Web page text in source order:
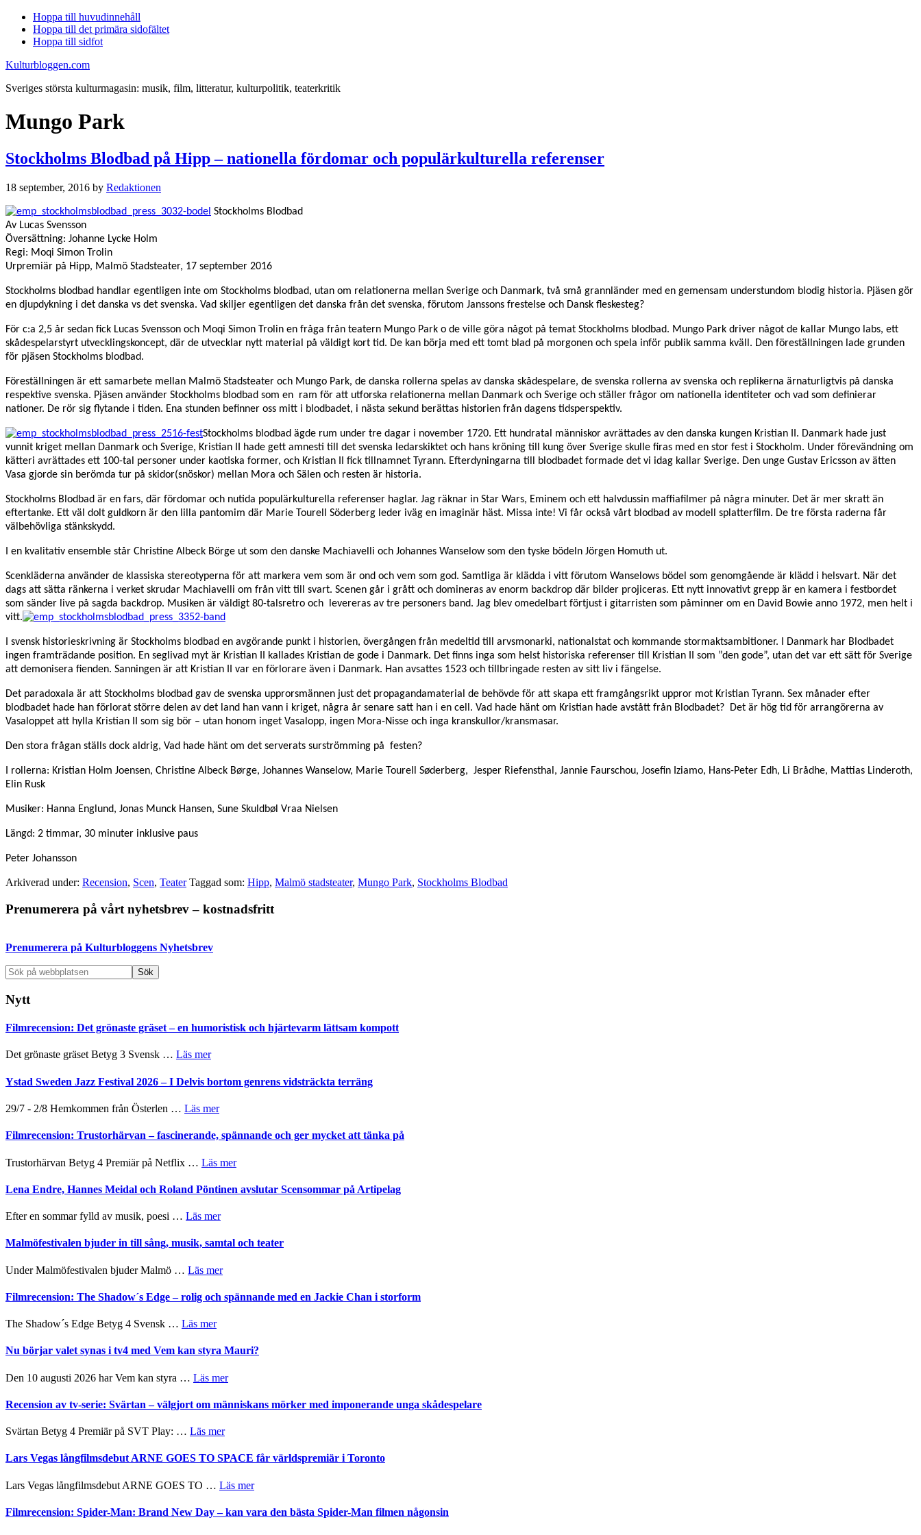
Hoppa till huvudinnehåll
Hoppa till det primära sidofältet
Hoppa till sidfot
Kulturbloggen.com
Sveriges största kulturmagasin: musik, film, litteratur, kulturpolitik, teaterkritik
Mungo Park
Stockholms Blodbad på Hipp – nationella fördomar och populärkulturella referenser
18 september, 2016 by Redaktionen
Stockholms Blodbad
Av Lucas Svensson
Översättning: Johanne Lycke Holm
Regi: Moqi Simon Trolin
Urpremiär på Hipp, Malmö Stadsteater, 17 september 2016
Stockholms blodbad handlar egentligen inte om Stockholms blodbad, utan om relationerna mellan Sverige och Danmark, två små grannländer med en gemensam understundom blodig historia. Pjäsen gör
en djupdykning i det danska vs det svenska. Vad skiljer egentligen det danska från det svenska, förutom Janssons frestelse och Dansk fleskesteg?
För c:a 2,5 år sedan fick Lucas Svensson och Moqi Simon Trolin en fråga från teatern Mungo Park o de ville göra något på temat Stockholms blodbad. Mungo Park driver något de kallar Mungo labs, ett
skådespelarstyrt utvecklingskoncept, där de utvecklar nytt material på väldigt kort tid. De kan börja med ett tomt blad på morgonen och spela inför publik samma kväll. Den föreställningen lade grunden
för pjäsen Stockholms blodbad.
Föreställningen är ett samarbete mellan Malmö Stadsteater och Mungo Park, de danska rollerna spelas av danska skådespelare, de svenska rollerna av svenska och replikerna ärnaturligtvis på danska
respektive svenska. Pjäsen använder Stockholms blodbad som en ram för att utforska relationerna mellan Danmark och Sverige och ställer frågor om nationella identiteter och vad som definierar
nationer. De rör sig flytande i tiden. Ena stunden befinner oss mitt i blodbadet, i nästa sekund berättas historien från dagens tidsperspektiv.
Stockholms blodbad ägde rum under tre dagar i november 1720. Ett hundratal människor avrättades av den danska kungen Kristian II. Danmark hade just
vunnit kriget mellan Danmark och Sverige, Kristian II hade gett amnesti till det svenska ledarskiktet och hans kröning till kung över Sverige skulle firas med en stor fest i Stockholm. Under förevändning om
kätteri avrättades ett 100-tal personer under kaotiska former, och Kristian II fick tillnamnet Tyrann. Efterdyningarna till blodbadet formade det vi idag kallar Sverige. Den unge Gustav Ericsson av ätten
Vasa gjorde sin berömda tur på skidor(snöskor) mellan Mora och Sälen och resten är historia.
Stockholms Blodbad är en fars, där fördomar och nutida populärkulturella referenser haglar. Jag räknar in Star Wars, Eminem och ett halvdussin maffiafilmer på några minuter. Det är mer skratt än
eftertanke. Ett väl dolt guldkorn är den lilla pantomim där Marie Tourell Söderberg leder iväg en imaginär häst. Missa inte! Vi får också vårt blodbad av modell splatterfilm. De tre första raderna får
välbehövliga stänkskydd.
I en kvalitativ ensemble står Christine Albeck Börge ut som den danske Machiavelli och Johannes Wanselow som den tyske bödeln Jörgen Homuth ut.
Scenkläderna använder de klassiska stereotyperna för att markera vem som är ond och vem som god. Samtliga är klädda i vitt förutom Wanselows bödel som genomgående är klädd i helsvart. När det
dags att sätta ränkerna i verket skrudar Machiavelli om från vitt till svart. Scenen går i grått och domineras av enorm backdrop där bilder projiceras. Ett nytt innovativt grepp är en kamera i festbordet
som sänder live på sagda backdrop. Musiken är väldigt 80-talsretro och levereras av tre personers band. Jag blev omedelbart förtjust i gitarristen som påminner om en David Bowie anno 1972, men helt i
vitt.
I svensk historieskrivning är Stockholms blodbad en avgörande punkt i historien, övergången från medeltid till arvsmonarki, nationalstat och kommande stormaktsambitioner. I Danmark har Blodbadet
ingen framträdande position. En seglivad myt är Kristian II kallades Kristian de gode i Danmark. Det finns inga som helst historiska referenser till Kristian II som ”den gode”, utan det var ett sätt för Sverige
att demonisera fienden. Sanningen är att Kristian II var en förlorare även i Danmark. Han avsattes 1523 och tillbringade resten av sitt liv i fängelse.
Det paradoxala är att Stockholms blodbad gav de svenska upprorsmännen just det propagandamaterial de behövde för att skapa ett framgångsrikt uppror mot Kristian Tyrann. Sex månader efter
blodbadet hade han förlorat större delen av det land han vann i kriget, några år senare satt han i en cell. Vad hade hänt om Kristian hade avstått från Blodbadet? Det är hög tid för arrangörerna av
Vasaloppet att hylla Kristian II som sig bör – utan honom inget Vasalopp, ingen Mora-Nisse och inga kranskullor/kransmasar.
Den stora frågan ställs dock aldrig, Vad hade hänt om det serverats surströmming på festen?
I rollerna: Kristian Holm Joensen, Christine Albeck Børge, Johannes Wanselow, Marie Tourell Søderberg, Jesper Riefensthal, Jannie Faurschou, Josefin Iziamo, Hans-Peter Edh, Li Brådhe, Mattias Linderoth,
Elin Rusk
Musiker: Hanna Englund, Jonas Munck Hansen, Sune Skuldbøl Vraa Nielsen
Längd: 2 timmar, 30 minuter inklusive paus
Peter Johansson
Arkiverad under: Recension, Scen, Teater Taggad som: Hipp, Malmö stadsteater, Mungo Park, Stockholms Blodbad
Primärt
Prenumerera på vårt nyhetsbrev – kostnadsfritt
Prenumerera på Kulturbloggens Nyhetsbrev
Sök
på
webbplatsen
Nytt
Filmrecension: Det grönaste gräset – en humoristisk och hjärtevarm lättsam kompott
Det grönaste gräset Betyg 3 Svensk … Läs merom
Det
grönaste
–
humoristisk
hjärtevarm
kompott
Ystad Sweden Jazz Festival 2026 – I Delvis bortom genrens vidsträckta terräng
29/7 - 2/8 Hemkommen från Österlen … Läs merom
Sweden
Jazz
2026
I
bortom
vidsträckta
Filmrecension: Trustorhärvan – fascinerande, spännande och ger mycket att tänka på
Trustorhärvan Betyg 4 Premiär på Netflix … Läs merom
Trustorhärvan
ger
på
Lena Endre, Hannes Meidal och Roland Pöntinen avslutar Scensommar på Artipelag
Efter en sommar fylld av musik, poesi … Läs merom
Endre,
och
Pöntinen
Artipelag
Malmöfestivalen bjuder in till sång, musik, samtal och teater
Under Malmöfestivalen bjuder Malmö … Läs merom
bjuder
in
samtal
teater
Filmrecension: The Shadow´s Edge – rolig och spännande med en Jackie Chan i storform
The Shadow´s Edge Betyg 4 Svensk … Läs merom
The
Edge
rolig
spännande
en
Chan
storform
Nu börjar valet synas i tv4 med Vem kan styra Mauri?
Den 10 augusti 2026 har Vem kan styra … Läs merom
börjar
med
kan
Mauri?
Recension av tv-serie: Svärtan – välgjort om människans mörker med imponerande unga skådespelare
Svärtan Betyg 4 Premiär på SVT Play: … Läs merom
av
serie:
Svärtan
välgjort
Lars Vegas långfilmsdebut ARNE GOES TO SPACE får världspremiär i Toronto
Lars Vegas långfilmsdebut ARNE GOES TO … Läs merom
Vegas
Filmrecension: Spider-Man: Brand New Day – kan vara den bästa Spider-Man filmen någonsin